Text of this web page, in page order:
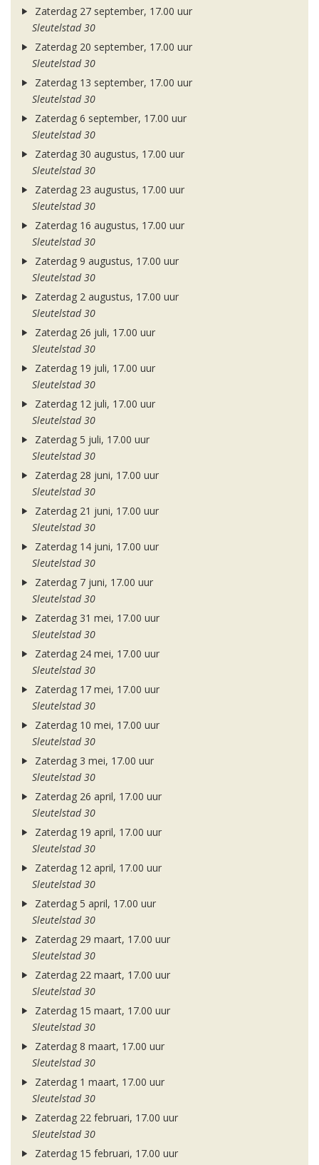
Zaterdag 27 september, 17.00 uur
Sleutelstad 30
Zaterdag 20 september, 17.00 uur
Sleutelstad 30
Zaterdag 13 september, 17.00 uur
Sleutelstad 30
Zaterdag 6 september, 17.00 uur
Sleutelstad 30
Zaterdag 30 augustus, 17.00 uur
Sleutelstad 30
Zaterdag 23 augustus, 17.00 uur
Sleutelstad 30
Zaterdag 16 augustus, 17.00 uur
Sleutelstad 30
Zaterdag 9 augustus, 17.00 uur
Sleutelstad 30
Zaterdag 2 augustus, 17.00 uur
Sleutelstad 30
Zaterdag 26 juli, 17.00 uur
Sleutelstad 30
Zaterdag 19 juli, 17.00 uur
Sleutelstad 30
Zaterdag 12 juli, 17.00 uur
Sleutelstad 30
Zaterdag 5 juli, 17.00 uur
Sleutelstad 30
Zaterdag 28 juni, 17.00 uur
Sleutelstad 30
Zaterdag 21 juni, 17.00 uur
Sleutelstad 30
Zaterdag 14 juni, 17.00 uur
Sleutelstad 30
Zaterdag 7 juni, 17.00 uur
Sleutelstad 30
Zaterdag 31 mei, 17.00 uur
Sleutelstad 30
Zaterdag 24 mei, 17.00 uur
Sleutelstad 30
Zaterdag 17 mei, 17.00 uur
Sleutelstad 30
Zaterdag 10 mei, 17.00 uur
Sleutelstad 30
Zaterdag 3 mei, 17.00 uur
Sleutelstad 30
Zaterdag 26 april, 17.00 uur
Sleutelstad 30
Zaterdag 19 april, 17.00 uur
Sleutelstad 30
Zaterdag 12 april, 17.00 uur
Sleutelstad 30
Zaterdag 5 april, 17.00 uur
Sleutelstad 30
Zaterdag 29 maart, 17.00 uur
Sleutelstad 30
Zaterdag 22 maart, 17.00 uur
Sleutelstad 30
Zaterdag 15 maart, 17.00 uur
Sleutelstad 30
Zaterdag 8 maart, 17.00 uur
Sleutelstad 30
Zaterdag 1 maart, 17.00 uur
Sleutelstad 30
Zaterdag 22 februari, 17.00 uur
Sleutelstad 30
Zaterdag 15 februari, 17.00 uur